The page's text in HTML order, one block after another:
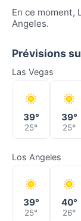
En ce moment,
Angeles.
Prévisions
Las Vegas
39°
25°
39°
25°
Los Angeles
39°
25°
40°
26°